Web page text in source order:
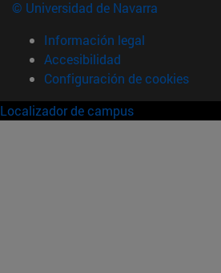
© Universidad de Navarra
Información legal
Accesibilidad
Configuración de cookies
Localizador de campus